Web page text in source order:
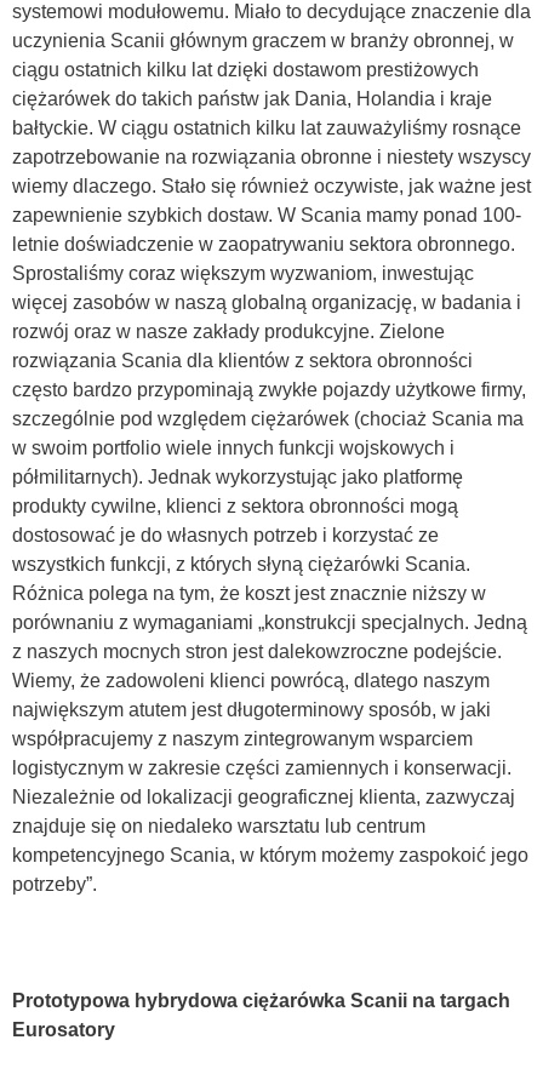
systemowi modułowemu. Miało to decydujące znaczenie dla
uczynienia Scanii głównym graczem w branży obronnej, w
ciągu ostatnich kilku lat dzięki dostawom prestiżowych
ciężarówek do takich państw jak Dania, Holandia i kraje
bałtyckie. W ciągu ostatnich kilku lat zauważyliśmy rosnące
zapotrzebowanie na rozwiązania obronne i niestety wszyscy
wiemy dlaczego. Stało się również oczywiste, jak ważne jest
zapewnienie szybkich dostaw. W Scania mamy ponad 100-
letnie doświadczenie w zaopatrywaniu sektora obronnego.
Sprostaliśmy coraz większym wyzwaniom, inwestując
więcej zasobów w naszą globalną organizację, w badania i
rozwój oraz w nasze zakłady produkcyjne. Zielone
rozwiązania Scania dla klientów z sektora obronności
często bardzo przypominają zwykłe pojazdy użytkowe firmy,
szczególnie pod względem ciężarówek (chociaż Scania ma
w swoim portfolio wiele innych funkcji wojskowych i
półmilitarnych). Jednak wykorzystując jako platformę
produkty cywilne, klienci z sektora obronności mogą
dostosować je do własnych potrzeb i korzystać ze
wszystkich funkcji, z których słyną ciężarówki Scania.
Różnica polega na tym, że koszt jest znacznie niższy w
porównaniu z wymaganiami „konstrukcji specjalnych. Jedną
z naszych mocnych stron jest dalekowzroczne podejście.
Wiemy, że zadowoleni klienci powrócą, dlatego naszym
największym atutem jest długoterminowy sposób, w jaki
współpracujemy z naszym zintegrowanym wsparciem
logistycznym w zakresie części zamiennych i konserwacji.
Niezależnie od lokalizacji geograficznej klienta, zazwyczaj
znajduje się on niedaleko warsztatu lub centrum
kompetencyjnego Scania, w którym możemy zaspokoić jego
potrzeby”.
Prototypowa hybrydowa ciężarówka Scanii na targach
Eurosatory